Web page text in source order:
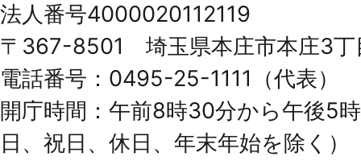
Honjo
City
法人番号4000020112119
〒367-8501 埼玉県本庄市本庄3丁
電話番号：0495-25-1111（代表）
開庁時間：午前8時30分から午後5
日、祝日、休日、年末年始を除く）